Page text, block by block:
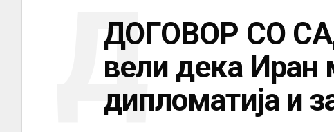
ДОГОВОР СО
вели дека Иран
дипломатија и
Д